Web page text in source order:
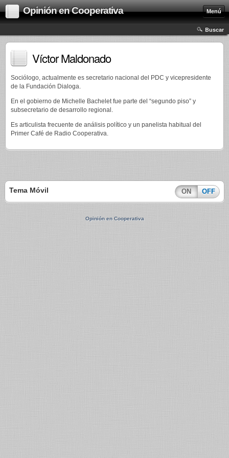
Opinión en Cooperativa Menú
Buscar
Víctor Maldonado
Sociólogo, actualmente es secretario nacional del PDC y vicepresidente
de la Fundación Dialoga.
En el gobierno de Michelle Bachelet fue parte del “segundo piso” y
subsecretario de desarrollo regional.
Es articulista frecuente de análisis político y un panelista habitual del
Primer Café de Radio Cooperativa.
Tema Móvil ON OFF
Opinión en Cooperativa